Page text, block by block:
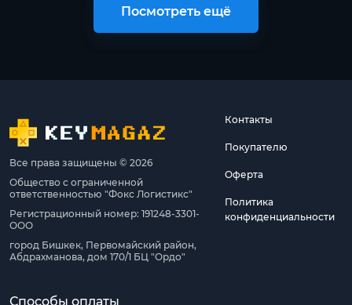
Посмотреть ещё
Все права защищены © 2026
Общество с ограниченной
ответственностью "Фокс Логистикс"
Регистрационный номер: 191248-3301-
ООО
город Бишкек, Первомайский район,
Абдрахманова, дом 170/1 БЦ "Ордо"
Контакты
Покупателю
Оферта
Политика
конфиденциальности
Способы оплаты